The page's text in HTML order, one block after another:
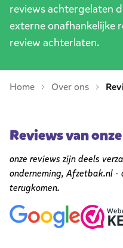
reviews achtergelaten
externe onafhankelijke
review achterlaten.
Home Over ons
Reviews van
onze reviews zijn deels
onderneming, Afzetbak.nl -
terugkomen.